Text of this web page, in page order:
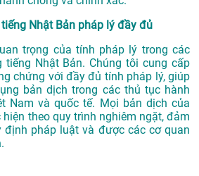
Nhật Bản pháp lý đầy đủ
trọng của tính pháp lý trong các
tiếng Nhật Bản. Chúng tôi cung cấp
chứng với đầy đủ tính pháp lý, giúp
bản dịch trong các thủ tục hành
Nam và quốc tế. Mọi bản dịch của
theo quy trình nghiêm ngặt, đảm
định pháp luật và được các cơ quan